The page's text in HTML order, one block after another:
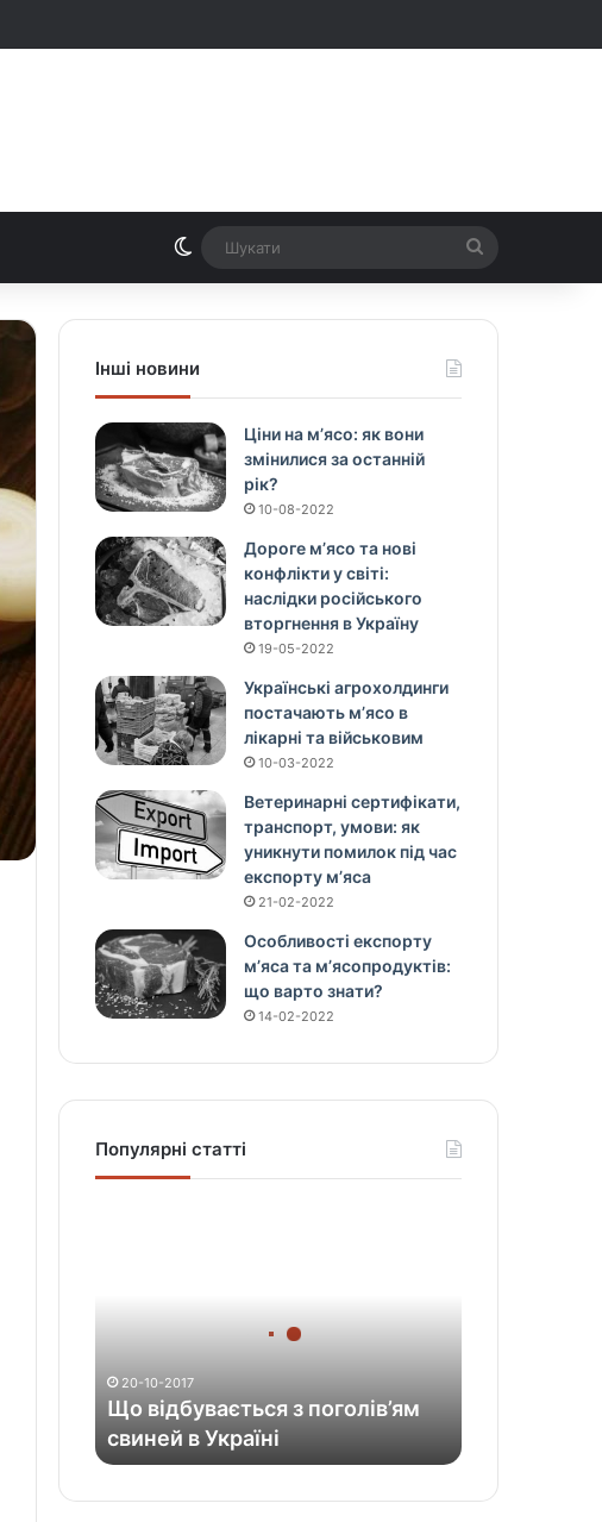
Switch skin
Інші новини
Ціни на м’ясо: як вони
змінилися за останній
рік?
10-08-2022
Дороге м’ясо та нові
конфлікти у світі:
наслідки російського
вторгнення в Україну
19-05-2022
Українські агрохолдинги
постачають м’ясо в
лікарні та військовим
10-03-2022
Ветеринарні сертифікати,
транспорт, умови: як
уникнути помилок під час
експорту м’яса
21-02-2022
Особливості експорту
м’яса та м’ясопродуктів:
що варто знати?
14-02-2022
Популярні статті
т
20-10-2017
Що відбувається з поголів’ям
свиней в Україні